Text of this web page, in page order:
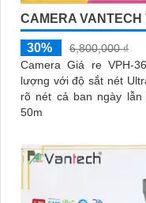
CAMERA VANTECH
30%
6,800,000 ₫
Camera Giá re VPH-
lượng với độ sắt nét Ultra 4k
rõ nét cả ban ngày
50m